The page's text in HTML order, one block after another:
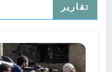
تقارير